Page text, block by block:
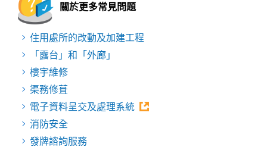
關於更多常見問題
住用處所的改動及加建工程
「露台」和「外廊」
樓宇維修
渠務修葺
電子資料呈交及處理系統
消防安全
發牌諮詢服務